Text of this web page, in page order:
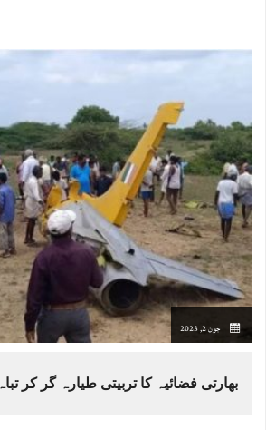
جون 2, 2023
بھارتی فضائیہ کا تربیتی طیارہ گر کر تباہ